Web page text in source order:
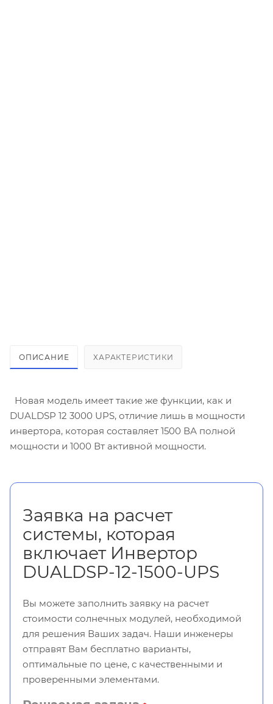
ОПИСАНИЕ ХАРАКТЕРИСТИКИ
Новая модель имеет такие же функции, как и
DUALDSP 12 3000 UPS, отличие лишь в мощности
инвертора, которая составляет 1500 ВА полной
мощности и 1000 Вт активной мощности.
Заявка на расчет
системы, которая
включает Инвертор
DUALDSP-12-1500-UPS
Вы можете заполнить заявку на расчет
стоимости солнечных модулей, необходимой
для решения Ваших задач. Наши инженеры
отправят Вам бесплатно варианты,
оптимальные по цене, с качественными и
проверенными элементами.